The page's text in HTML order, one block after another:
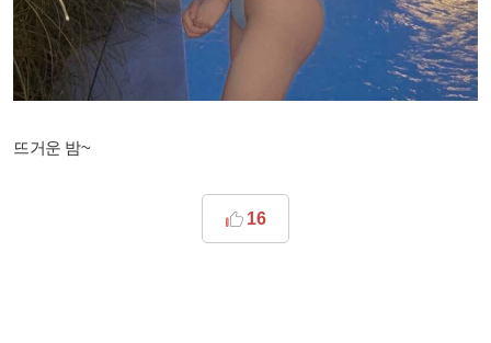
뜨거운 밤~
16